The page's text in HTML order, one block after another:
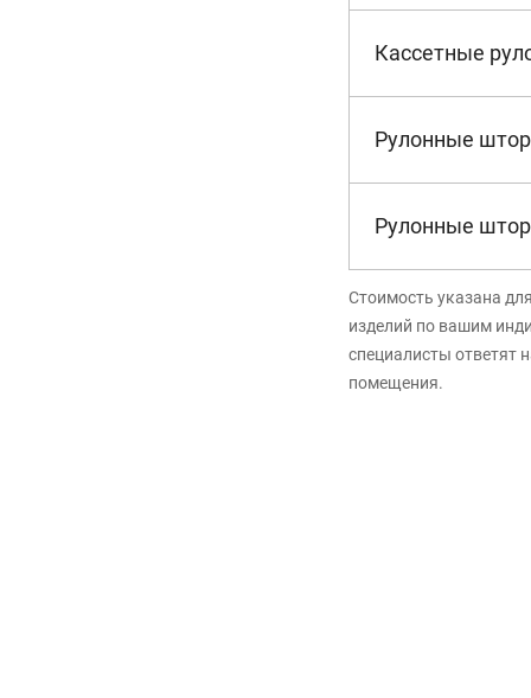
Кассетные
Рулонные
Рулонные
Стоимость указана
изделий по вашим
специалисты ответят
помещения.